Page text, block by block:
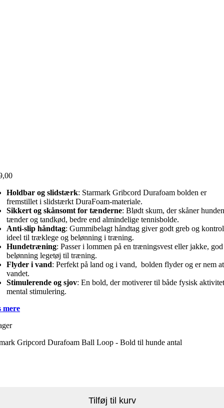
Holdbar og slidstærk: Starmark Gribcord Durafoam bolden er
fremstillet i slidstærkt DuraFoam-materiale.
Sikkert og skånsomt for tænderne: Blødt skum, der skåner
tænder og tandkød, bedre end almindelige tennisbolde.
Anti-slip håndtag: Gummibelagt håndtag giver godt greb og
ideel til træklege og belønning i træning.
Hundetræning: Passer i lommen på en træningsvest eller jakke, god
belønning legetøj til træning.
Flyder i vand: Perfekt på land og i vand, bolden flyder og er nem
vandet.
Stimulerende og sjov: En bold, der motiverer til både fysisk
mental stimulering.
mere
Gripcord Durafoam Ball Loop - Bold til hunde antal
Tilføj til kurv